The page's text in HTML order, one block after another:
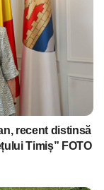
recent distinsă
Timiș” FOTO